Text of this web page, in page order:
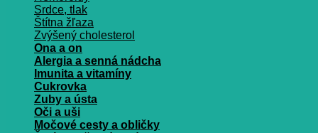
Srdce, tlak
Štítna žľaza
Zvýšený cholesterol
Ona a on
Alergia a senná nádcha
Imunita a vitamíny
Cukrovka
Zuby a ústa
Oči a uši
Močové cesty a obličky